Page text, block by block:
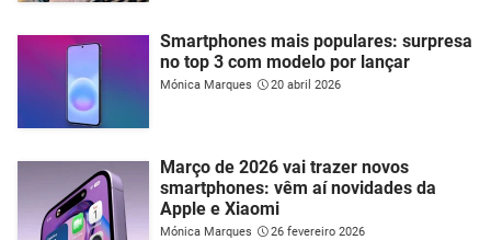
Smartphones mais populares: surpresa
no top 3 com modelo por lançar
Mónica Marques 20 abril 2026
Março de 2026 vai trazer novos
smartphones: vêm aí novidades da
Apple e Xiaomi
Mónica Marques 26 fevereiro 2026